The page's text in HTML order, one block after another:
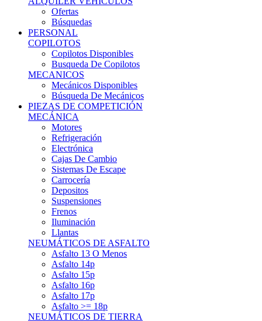
Ofertas
Búsquedas
PERSONAL
COPILOTOS
Copilotos Disponibles
Busqueda De Copilotos
MECANICOS
Mecánicos Disponibles
Búsqueda De Mecánicos
PIEZAS DE COMPETICIÓN
MECÁNICA
Motores
Refrigeración
Electrónica
Cajas De Cambio
Sistemas De Escape
Carrocería
Depositos
Suspensiones
Frenos
Iluminación
Llantas
NEUMÁTICOS DE ASFALTO
Asfalto 13 O Menos
Asfalto 14p
Asfalto 15p
Asfalto 16p
Asfalto 17p
Asfalto >= 18p
NEUMÁTICOS DE TIERRA